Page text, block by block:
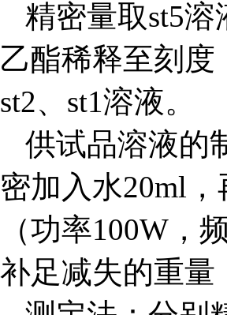
精密量取st5
乙酯稀释至刻度
st2、st1溶液。
供试品溶液的
密加入水20ml
（功率100W，
补足减失的重量